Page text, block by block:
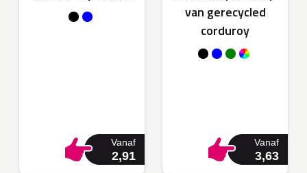
Vanaf
2,91
van gerecycled
corduroy
Vanaf
3,63